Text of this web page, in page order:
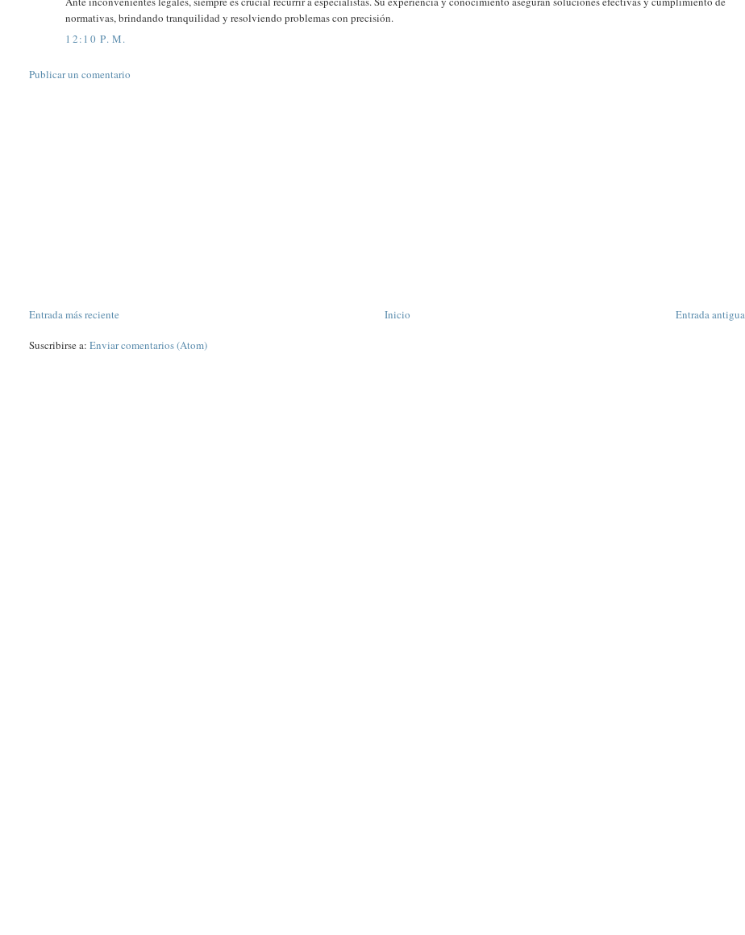
normativas, brindando tranquilidad y resolviendo problemas con precisión.
12:10 P. M.
Publicar un comentario
Entrada más reciente Entrada antigua
Inicio
Suscribirse a:Enviar comentarios (Atom)